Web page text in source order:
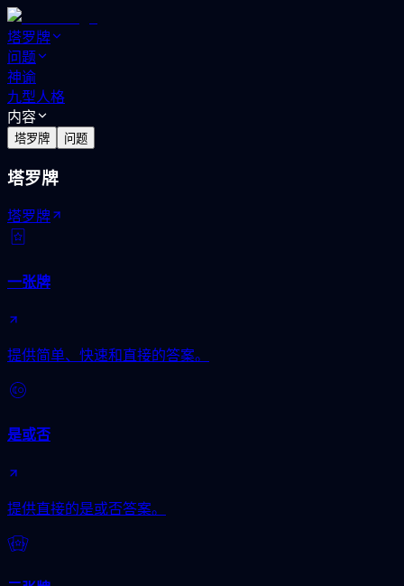
塔罗牌
问题
神谕
九型人格
内容
塔罗牌 问题
塔罗牌
塔罗牌
一张牌
提供简单、快速和直接的答案。
是或否
提供直接的是或否答案。